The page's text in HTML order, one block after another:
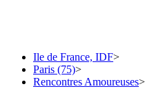
Ile de France, IDF>
Paris (75)>
Rencontres Amoureuses>